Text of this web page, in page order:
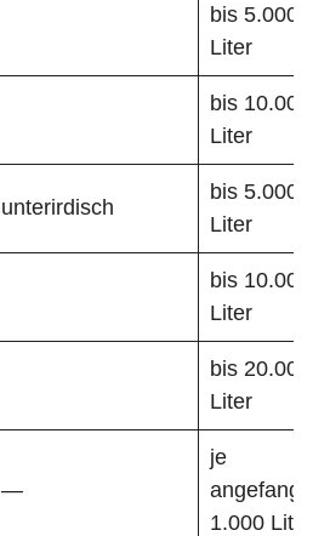
bis 5.000
Liter
bis 10.000
Liter
unterirdisch
bis 5.000
Liter
bis 10.000
Liter
bis 20.000
Liter
—
je
1.000 Liter